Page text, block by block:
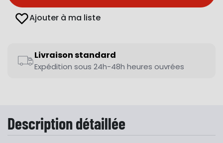
Ajouter à ma liste
Livraison standard
Expédition sous 24h-48h heures ouvrées
Description détaillée